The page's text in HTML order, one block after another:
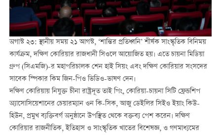
অগাস্ট ২৩: স্থানীয় সময় ২১ আগস্ট, ‘শান্তির প্রতিধ্বনি’ শীর্ষক সাংস্কৃতিক বিনিময়
কার্যক্রম, দক্ষিণ কোরিয়ার রাজধানী সিওলে আয়োজিত হয়। এতে চায়না মিডিয়া
গ্রুপ (সিএমজি)-র মহাপরিচালক শেন হাই সিয়ং এবং দক্ষিণ কোরিয়ার সংসদের
সাবেক স্পিকার কিম জিন-পিও ভিডিও-ভাষণ দেন।
দক্ষিণ কোরিয়ায় নিযুক্ত চীনা রাষ্ট্রদূত তাই পিং, কোরিয়া-চায়না সিটি ফ্রেন্ডশিপ
অ্যাসোসিয়েশানের চেয়ারম্যান ওন কি-সিক, আজু ডেইলির সিইও ইয়াং কিউ-
হিউন, প্রমুখ ব্যক্তিবর্গ অনুষ্ঠানে উপস্থিত থেকে বক্তব্য পেশ করেন। দক্ষিণ
কোরিয়ার রাজনীতিক, ইতিহাস ও সাংস্কৃতিক খাতের বিশেষজ্ঞ, ও গণমাধ্যমের